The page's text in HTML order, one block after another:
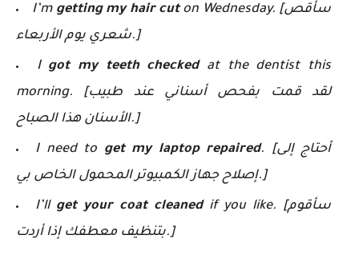
I’m getting my hair cuton Wednesday. [سأقص
شعري يوم الأربعاء.]
Igot my teeth checkedat the dentist this
morning. [لقد قمت بفحص أسناني عند طبيب
الأسنان هذا الصباح.]
I need to get my laptop repaired. [أحتاج إلى
إصلاح جهاز الكمبيوتر المحمول الخاص بي.]
I’ll get your coat cleanedif you like. [سأقوم
بتنظيف معطفك إذا أردت.]